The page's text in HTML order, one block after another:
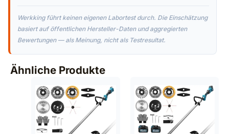
Werkking führt keinen eigenen Labortest durch. Die Einschätzung
basiert auf öffentlichen Hersteller-Daten und aggregierten
Bewertungen — als Meinung, nicht als Testresultat.
Ähnliche Produkte